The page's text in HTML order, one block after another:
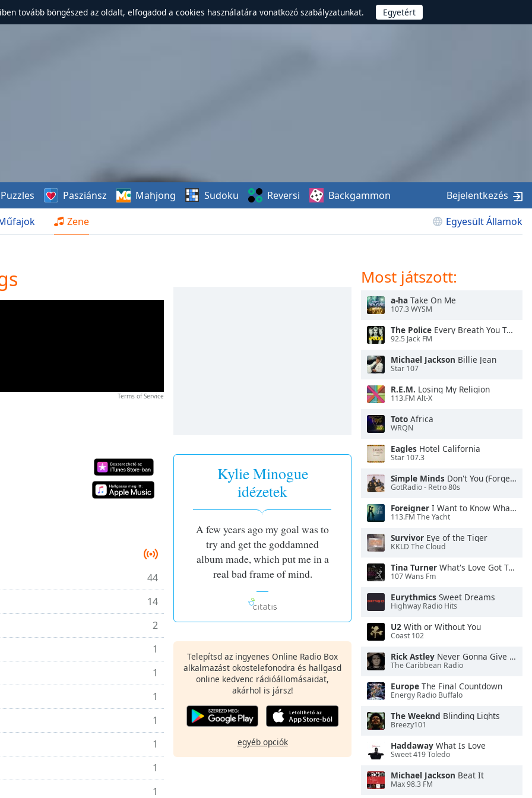
tovább böngészed az oldalt, elfogadod a cookies használatára vonatkozó szabályzatunkat.
Zene Egyesült Államok
Puzzles Pasziánsz Mahjong Sudoku Reversi Backgammon Bejelentkezés
Terms of Service
44
14
2
1
1
1
1
1
1
1
Kylie Minogue
idézetek
A few years ago my goal was to
try and get the goddamned
album made, which put me in a
real bad frame of mind.
Telepítsd az ingyenes Online Radio Box
alkalmazást okostelefonodra és hallgasd
online kedvenc rádióállomásaidat,
akárhol is jársz!
egyéb opciók
Most játszott:
a-ha Take On Me
107.3 WYSM
The Police Every Breath You Take
92.5 Jack FM
Michael Jackson Billie Jean
Star 107
R.E.M. Losing My Religion
113.FM Alt-X
Toto Africa
WRQN
Eagles Hotel California
Star 107.3
Simple Minds Don't You (Forget About Me)
GotRadio - Retro 80s
Foreigner I Want to Know What Love Is
113.FM The Yacht
Survivor Eye of the Tiger
KKLD The Cloud
Tina Turner What's Love Got To Do With It
107 Wans Fm
Eurythmics Sweet Dreams
Highway Radio Hits
U2 With or Without You
Coast 102
Rick Astley Never Gonna Give You Up
The Caribbean Radio
Europe The Final Countdown
Energy Radio Buffalo
The Weeknd Blinding Lights
Breezy101
Haddaway What Is Love
Sweet 419 Toledo
Michael Jackson Beat It
Max 98.3 FM